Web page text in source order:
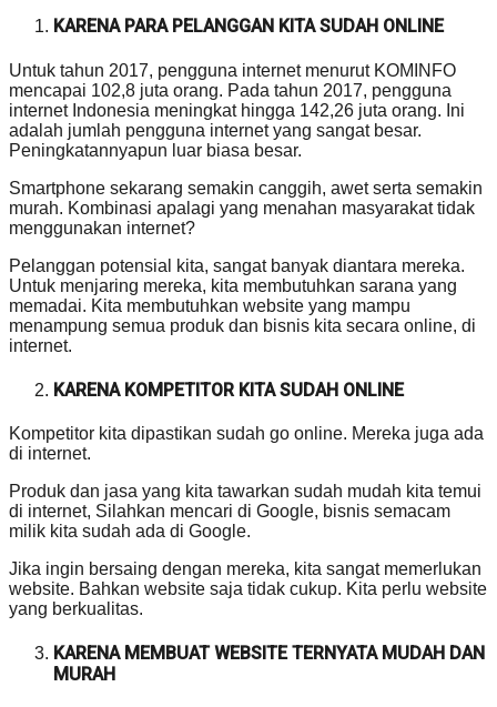
KARENA PARA PELANGGAN KITA SUDAH ONLINE
Untuk tahun 2017, pengguna internet menurut KOMINFO
mencapai 102,8 juta orang. Pada tahun 2017, pengguna
internet Indonesia meningkat hingga 142,26 juta orang. Ini
adalah jumlah pengguna internet yang sangat besar.
Peningkatannyapun luar biasa besar.
Smartphone sekarang semakin canggih, awet serta semakin
murah. Kombinasi apalagi yang menahan masyarakat tidak
menggunakan internet?
Pelanggan potensial kita, sangat banyak diantara mereka.
Untuk menjaring mereka, kita membutuhkan sarana yang
memadai. Kita membutuhkan website yang mampu
menampung semua produk dan bisnis kita secara online, di
internet.
KARENA KOMPETITOR KITA SUDAH ONLINE
Kompetitor kita dipastikan sudah go online. Mereka juga ada
di internet.
Produk dan jasa yang kita tawarkan sudah mudah kita temui
di internet, Silahkan mencari di Google, bisnis semacam
milik kita sudah ada di Google.
Jika ingin bersaing dengan mereka, kita sangat memerlukan
website. Bahkan website saja tidak cukup. Kita perlu website
yang berkualitas.
KARENA MEMBUAT WEBSITE TERNYATA MUDAH DAN
MURAH